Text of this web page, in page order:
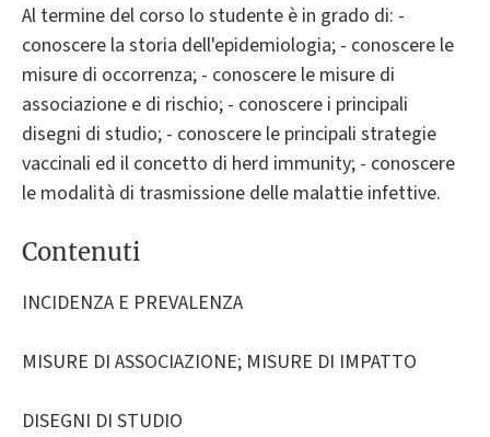
Al termine del corso lo studente è in grado di: -
conoscere la storia dell'epidemiologia; - conoscere le
misure di occorrenza; - conoscere le misure di
associazione e di rischio; - conoscere i principali
disegni di studio; - conoscere le principali strategie
vaccinali ed il concetto di herd immunity; - conoscere
le modalità di trasmissione delle malattie infettive.
Contenuti
INCIDENZA E PREVALENZA
MISURE DI ASSOCIAZIONE; MISURE DI IMPATTO
DISEGNI DI STUDIO